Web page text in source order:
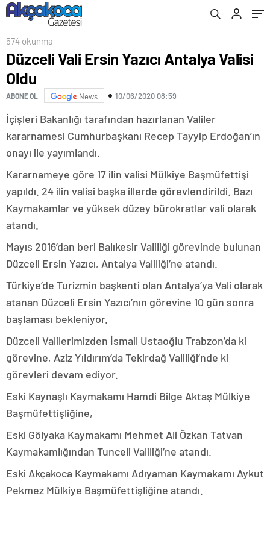
574 okunma
Düzceli Vali Ersin Yazıcı Antalya Valisi
Oldu
ABONE OL News 10/06/2020 08:59
İçişleri Bakanlığı tarafından hazırlanan Valiler
kararnamesi Cumhurbaşkanı Recep Tayyip Erdoğan’ın
onayı ile yayımlandı.
Kararnameye göre 17 ilin valisi Mülkiye Başmüfettişi
yapıldı. 24 ilin valisi başka illerde görevlendirildi. Bazı
Kaymakamlar ve yüksek düzey bürokratlar vali olarak
atandı.
Mayıs 2016’dan beri Balıkesir Valiliği görevinde bulunan
Düzceli Ersin Yazıcı, Antalya Valiliği’ne atandı.
Türkiye’de Turizmin başkenti olan Antalya’ya Vali olarak
atanan Düzceli Ersin Yazıcı’nın görevine 10 gün sonra
başlaması bekleniyor.
Düzceli Valilerimizden İsmail Ustaoğlu Trabzon’da ki
görevine, Aziz Yıldırım’da Tekirdağ Valiliği’nde ki
görevleri devam ediyor.
Eski Kaynaşlı Kaymakamı Hamdi Bilge Aktaş Mülkiye
Başmüfettişliğine,
Eski Gölyaka Kaymakamı Mehmet Ali Özkan Tatvan
Kaymakamlığından Tunceli Valiliği’ne atandı.
Eski Akçakoca Kaymakamı Adıyaman Kaymakamı Aykut
Pekmez Mülkiye Başmüfettişliğine atandı.